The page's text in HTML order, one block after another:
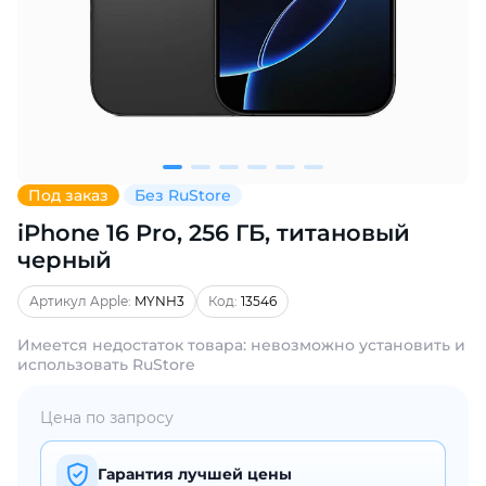
Под заказ Без RuStore
iPhone 16 Pro, 256 ГБ, титановый
черный
Артикул Apple: MYNH3 Код: 13546
Имеется недостаток товара: невозможно установить и
использовать RuStore
Цена по запросу
Гарантия лучшей цены
% картой любого банка
Получайте товар
выбранный способом
списываться с вашей карты
Подробнее